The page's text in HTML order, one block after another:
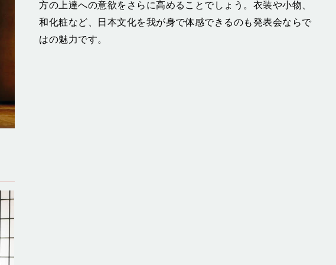
方の上達への意欲をさらに高めることでしょう。衣装や小物、
和化粧など、日本文化を我が身で体感できるのも発表会ならで
はの魅力です。